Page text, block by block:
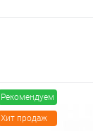
Рекомендуем
Хит продаж